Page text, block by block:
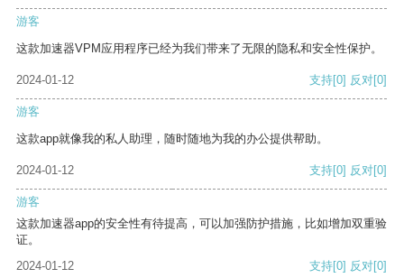
游客
这款加速器VPM应用程序已经为我们带来了无限的隐私和安全性保护。
2024-01-12 支持[0] 反对[0]
游客
这款app就像我的私人助理，随时随地为我的办公提供帮助。
2024-01-12 支持[0] 反对[0]
游客
这款加速器app的安全性有待提高，可以加强防护措施，比如增加双重验
证。
2024-01-12
支持[0] 反对[0]